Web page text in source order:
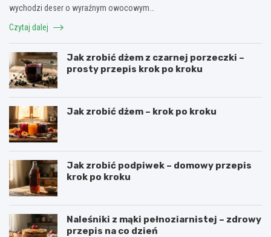
wychodzi deser o wyraźnym owocowym…
Czytaj dalej
Jak zrobić dżem z czarnej porzeczki –
prosty przepis krok po kroku
Jak zrobić dżem – krok po kroku
Jak zrobić podpiwek – domowy przepis
krok po kroku
Naleśniki z mąki pełnoziarnistej – zdrowy
przepis na co dzień